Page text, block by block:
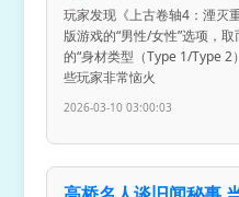
玩家发现《上古卷轴4：湮灭
版游戏的“男性/女性”选项，
的“身材类型（Type 1/Type 2
些玩家非常恼火
2026-03-10 03:00:03